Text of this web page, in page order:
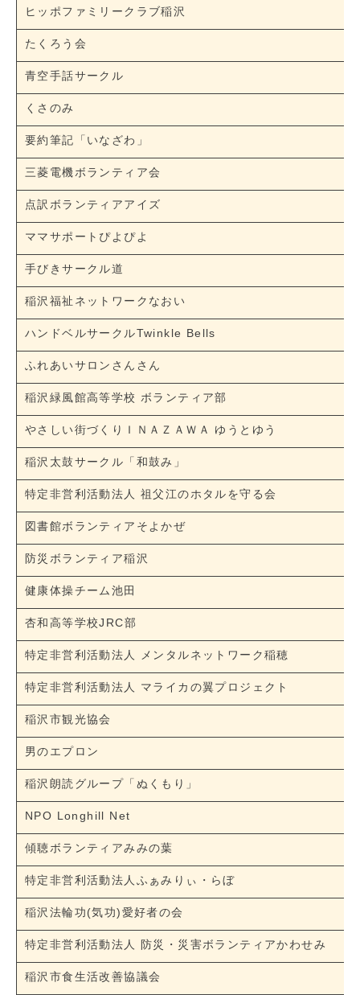
ヒッポファミリークラブ稲沢
たくろう会
青空手話サークル
くさのみ
要約筆記「いなざわ」
三菱電機ボランティア会
点訳ボランティアアイズ
ママサポートぴよぴよ
手びきサークル道
稲沢福祉ネットワークなおい
ハンドベルサークルTwinkle Bells
ふれあいサロンさんさん
稲沢緑風館高等学校 ボランティア部
やさしい街づくりＩＮＡＺＡＷＡ ゆうとゆう
稲沢太鼓サークル「和鼓み」
特定非営利活動法人 祖父江のホタルを守る会
図書館ボランティアそよかぜ
防災ボランティア稲沢
健康体操チーム池田
杏和高等学校JRC部
特定非営利活動法人 メンタルネットワーク稲穂
特定非営利活動法人 マライカの翼プロジェクト
稲沢市観光協会
男のエプロン
稲沢朗読グループ「ぬくもり」
NPO Longhill Net
傾聴ボランティアみみの葉
特定非営利活動法人ふぁみりぃ・らぼ
稲沢法輪功(気功)愛好者の会
特定非営利活動法人 防災・災害ボランティアかわせみ
稲沢市食生活改善協議会